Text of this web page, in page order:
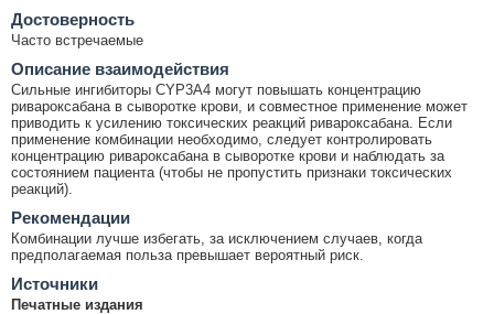
Достоверность
Часто встречаемые
Описание взаимодействия
Сильные ингибиторы CYP3A4 могут повышать концентрацию
ривароксабана в сыворотке крови, и совместное применение может
приводить к усилению токсических реакций ривароксабана. Если
применение комбинации необходимо, следует контролировать
концентрацию ривароксабана в сыворотке крови и наблюдать за
состоянием пациента (чтобы не пропустить признаки токсических
реакций).
Рекомендации
Комбинации лучше избегать, за исключением случаев, когда
предполагаемая польза превышает вероятный риск.
Источники
Печатные издания